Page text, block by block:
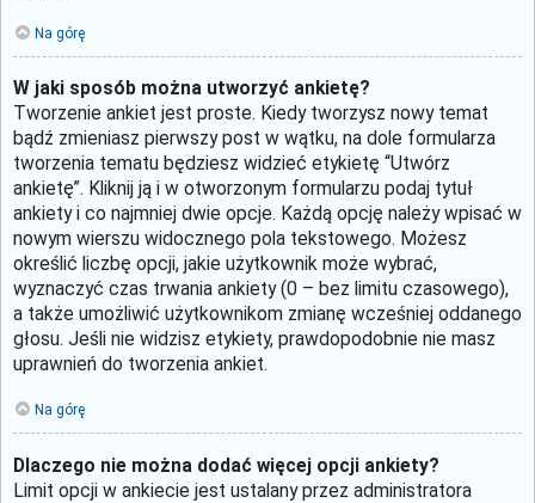
Na górę
W jaki sposób można utworzyć ankietę?
Tworzenie ankiet jest proste. Kiedy tworzysz nowy temat
bądź zmieniasz pierwszy post w wątku, na dole formularza
tworzenia tematu będziesz widzieć etykietę “Utwórz
ankietę”. Kliknij ją i w otworzonym formularzu podaj tytuł
ankiety i co najmniej dwie opcje. Każdą opcję należy wpisać w
nowym wierszu widocznego pola tekstowego. Możesz
określić liczbę opcji, jakie użytkownik może wybrać,
wyznaczyć czas trwania ankiety (0 – bez limitu czasowego),
a także umożliwić użytkownikom zmianę wcześniej oddanego
głosu. Jeśli nie widzisz etykiety, prawdopodobnie nie masz
uprawnień do tworzenia ankiet.
Na górę
Dlaczego nie można dodać więcej opcji ankiety?
Limit opcji w ankiecie jest ustalany przez administratora